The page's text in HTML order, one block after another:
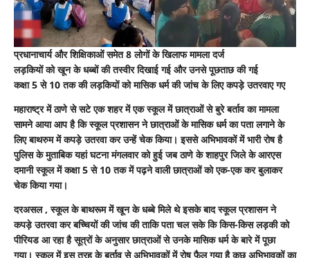
प्रधानाचार्य और शिक्षिकाओं समेत 8 लोगों के खिलाफ मामला दर्ज
लड़कियों को खून के धब्बों की तस्वीर दिखाई गई और उनसे पूछताछ की गई
कक्षा 5 से 10 तक की लड़कियों को मासिक धर्म की जांच के लिए कपड़े उतरवाए गए
महाराष्ट्र में ठाणे से सटे एक शहर में एक स्कूल में छात्राओं से बुरे बर्ताव का मामला
सामने आया आप है कि स्कूल प्रशासन ने छात्राओं के मासिक धर्म का पता लगाने के
लिए बाथरुम में कपड़े उतरवा कर उन्हें चेक किया। इससे अभिभावकों में भारी रोष है
पुलिस के मुताबिक यहां घटना मंगलवार को हुई जब ठाणे के शाहपुर जिले के आरएस
दमानी स्कूल में कक्षा 5 से 10 तक में पढ़ने वाली छात्राओं को एक-एक कर बुलाकर
चेक किया गया।
दरअसल , स्कूल के बाथरूम में खून के धब्बे मिले थे इसके बाद स्कूल प्रशासन ने
कपड़े उतरवा कर बच्चियों की जांच की ताकि पता चल सके कि किस-किस लड़की को
पीरियड आ रहा है सूत्रों के अनुसार छात्राओं से उनके मासिक धर्म के बारे में पूछा
गया। स्कूल में इस तरह के बर्ताव से अभिभावकों में रोष फैल गया है कुछ अभिभावकों का